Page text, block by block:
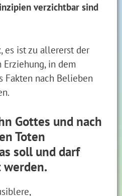
verzichtbar sind
es ist zu allererst der
in dem
Fakten nach Belieben
Gottes und nach
Toten
soll und darf